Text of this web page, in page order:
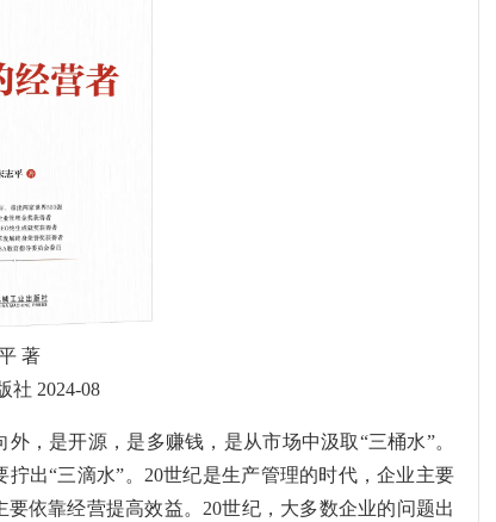
著
社 2024-08
，是开源，是多赚钱，是从市场中汲取“三桶水”。
出“三滴水”。20世纪是生产管理的时代，企业主要
依靠经营提高效益。20世纪，大多数企业的问题出